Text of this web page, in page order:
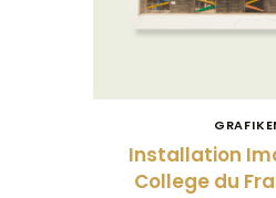
Installation
College du